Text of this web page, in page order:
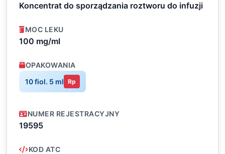
Koncentrat do sporządzania roztworu do infuzji
MOC LEKU
100 mg/ml
OPAKOWANIA
10 fiol. 5 ml Rp
NUMER REJESTRACYJNY
19595
KOD ATC